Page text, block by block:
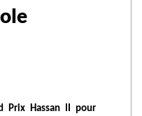
Prix Hassan II pour